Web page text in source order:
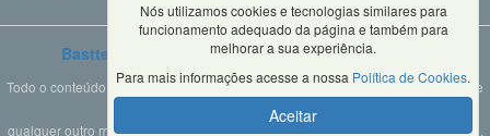
Bastter.com 2001 ©Todos os Direitos Reservados
Todo o conteúdo deste site é propriedade da Bastter.com, sendo expressamente
proibido o seu uso em sites, videos, cursos ou
qualquer outro meio de comunicação sem autorização expressa do proprietário.
Nós utilizamos cookies e tecnologias similares para
funcionamento adequado da página e também para
melhorar a sua experiência.
Para mais informações acesse a nossa Política de Cookies.
Aceitar